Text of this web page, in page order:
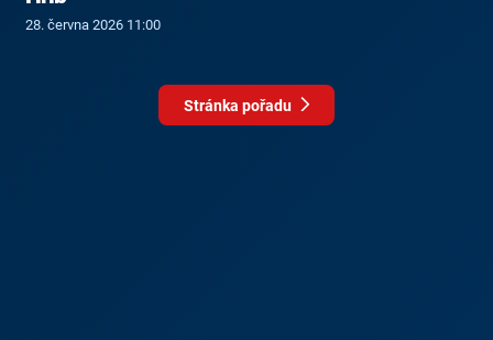
28. června 2026 11:00
Stránka pořadu